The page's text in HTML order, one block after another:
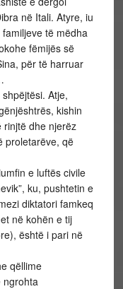
në Itali. Atyre, iu
të mëdha
fëmijës së
për të harruar
Atje,
kishin
rinjtë dhe njerëz
proletarëve, që
e luftës civile
ku, pushtetin e
diktatori famkeq
në kohën e tij
është i pari në
qëllime
ngrohta